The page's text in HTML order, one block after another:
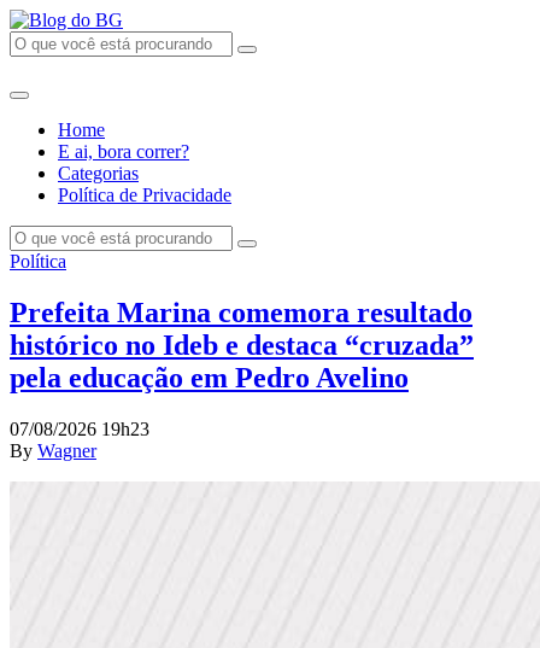
Home
E ai, bora correr?
Categorias
Política de Privacidade
Política
Prefeita Marina comemora resultado
histórico no Ideb e destaca “cruzada”
pela educação em Pedro Avelino
07/08/2026 19h23
By Wagner